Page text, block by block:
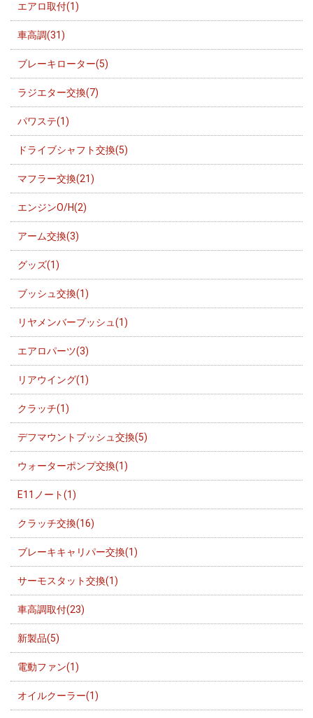
エアロ取付(1)
車高調(31)
ブレーキローター(5)
ラジエター交換(7)
パワステ(1)
ドライブシャフト交換(5)
マフラー交換(21)
エンジンO/H(2)
アーム交換(3)
グッズ(1)
ブッシュ交換(1)
リヤメンバーブッシュ(1)
エアロパーツ(3)
リアウイング(1)
クラッチ(1)
デフマウントブッシュ交換(5)
ウォーターポンプ交換(1)
E11ノート(1)
クラッチ交換(16)
ブレーキキャリパー交換(1)
サーモスタット交換(1)
車高調取付(23)
新製品(5)
電動ファン(1)
オイルクーラー(1)